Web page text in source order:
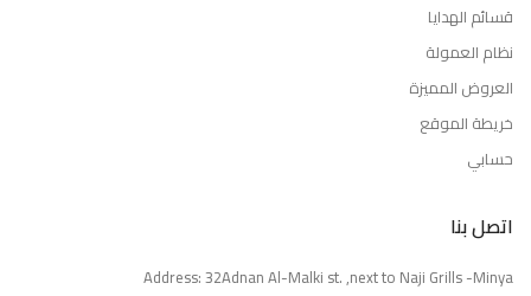
قسائم الهدايا
نظام العمولة
العروض المميزة
خريطة الموقع
حسابي
اتصل بنا
Address: 32Adnan Al-Malki st. ,next to Naji Grills -Minya